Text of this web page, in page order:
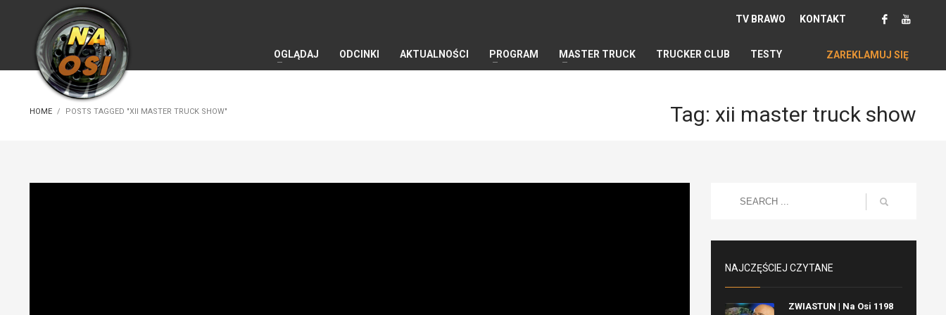
TV BRAWO KONTAKT
OGLĄDAJ ODCINKI AKTUALNOŚCI PROGRAM MASTER TRUCK TRUCKER CLUB TESTY ZAREKLAMUJ SIĘ
HOME POSTS TAGGED "XII MASTER TRUCK SHOW" Tag: xii master truck show
NAJCZĘŚCIEJ CZYTANE
ZWIASTUN | Na Osi 1198